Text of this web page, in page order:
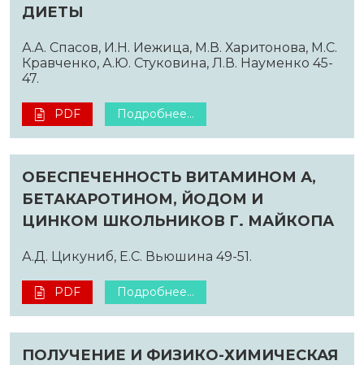
ДИЕТЫ
А.А. Спасов, И.Н. Иежица, М.В. Харитонова, М.С.
Кравченко, А.Ю. Стуковина, Л.В. Науменко 45-
47.
PDF Подробнее...
ОБЕСПЕЧЕННОСТЬ ВИТАМИНОМ А,
БЕТАКАРОТИНОМ, ЙОДОМ И
ЦИНКОМ ШКОЛЬНИКОВ Г. МАЙКОПА
А.Д. Цикуниб, Е.С. Вьюшина 49-51.
PDF Подробнее...
ПОЛУЧЕНИЕ И ФИЗИКО-ХИМИЧЕСКАЯ